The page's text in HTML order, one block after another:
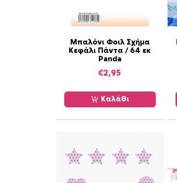
Μπαλόνι Φοιλ Σχήμα
Κεφάλι Πάντα / 64 εκ
Panda
€2,95
Καλάθι